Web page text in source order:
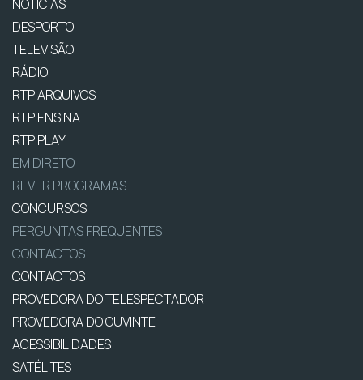
NOTÍCIAS
DESPORTO
TELEVISÃO
RÁDIO
RTP ARQUIVOS
RTP ENSINA
RTP PLAY
EM DIRETO
REVER PROGRAMAS
CONCURSOS
PERGUNTAS FREQUENTES
CONTACTOS
CONTACTOS
PROVEDORA DO TELESPECTADOR
PROVEDORA DO OUVINTE
ACESSIBILIDADES
SATÉLITES